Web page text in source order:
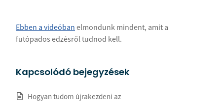
Ebben a videóban elmondunk mindent, amit a
futópados edzésről tudnod kell.
Kapcsolódó bejegyzések
Hogyan tudom újrakezdeni az